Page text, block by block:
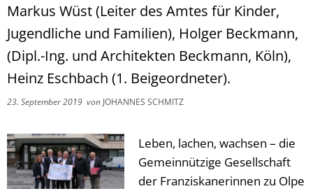
Markus Wüst (Leiter des Amtes für Kinder,
Jugendliche und Familien), Holger Beckmann,
(Dipl.-Ing. und Architekten Beckmann, Köln),
Heinz Eschbach (1. Beigeordneter).
23. September 2019 von JOHANNES SCHMITZ
Leben, lachen, wachsen – die
Gemeinnützige Gesellschaft
der Franziskanerinnen zu Olpe